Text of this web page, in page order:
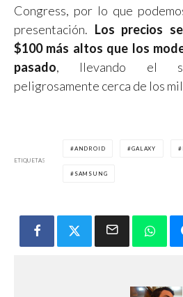
Congress, por lo que
presentación. Los precios
$100 más altos que los
pasado, llevando el
peligrosamente cerca de los
ETIQUETAS
ANDROID GALAXY
SAMSUNG